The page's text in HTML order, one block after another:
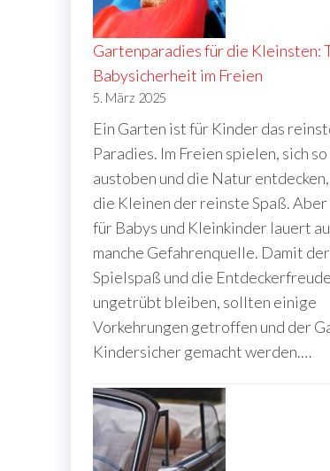
Gartenparadies für die Kleinsten:
Babysicherheit im Freien
5. März 2025
Ein Garten ist für Kinder das
Paradies. Im Freien spielen, sich
austoben und die Natur
die Kleinen der reinste Spaß.
für Babys und Kleinkinder lauert
manche Gefahrenquelle. Damit der
Spielspaß und die Entdeckerfreude
ungetrübt bleiben, sollten einige
Vorkehrungen getroffen und der
Kindersicher gemacht werden.…